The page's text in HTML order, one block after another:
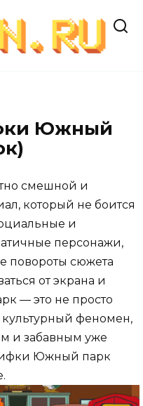
Южный
смешной и
который не боится
и
персонажи,
сюжета
от экрана и
— это не просто
феномен,
и забавным уже
Южный парк